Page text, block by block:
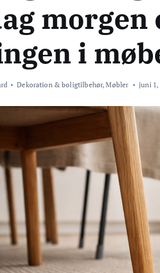
morgen
i
Dekoration & boligtilbehør,Møbler juni 1,